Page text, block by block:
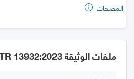
المضخات
ملفات الوثيقة GSO CEN/TR 13932:2023